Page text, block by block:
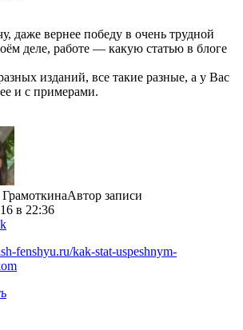
даже вернее победу в очень трудной
деле, работе — какую статью в блоге
изданий, все такие разные, а у Вас
и с примерами.
Автор записи
в 22:36
fenshyu.ru/kak-stat-uspeshnym-